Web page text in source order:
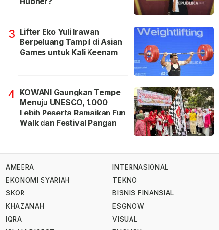
3 Lifter Eko Yuli Irawan
Berpeluang Tampil di Asian
Games untuk Kali Keenam
4 KOWANI Gaungkan Tempe
Menuju UNESCO, 1.000
Lebih Peserta Ramaikan Fun
Walk dan Festival Pangan
AMEERA
EKONOMI SYARIAH
SKOR
KHAZANAH
IQRA
INTERNASIONAL
TEKNO
BISNIS FINANSIAL
ESGNOW
VISUAL